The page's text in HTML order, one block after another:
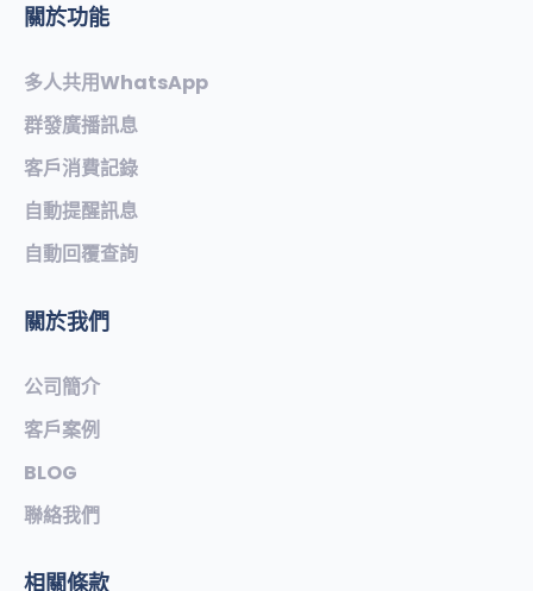
關於功能
多人共用WhatsApp
群發廣播訊息
客戶消費記錄
自動提醒訊息
自動回覆查詢
關於我們
公司簡介
客戶案例
BLOG
聯絡我們
相關條款